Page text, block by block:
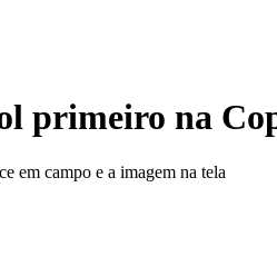
Cami
primeiro na
em campo e a imagem na tela